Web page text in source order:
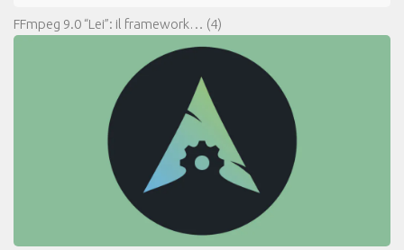
FFmpeg 9.0 “Lei”: il framework… (4)